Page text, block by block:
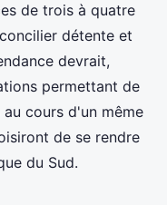
de trois à quatre
détente et
devrait,
permettant de
cours d'un même
de se rendre
du Sud.